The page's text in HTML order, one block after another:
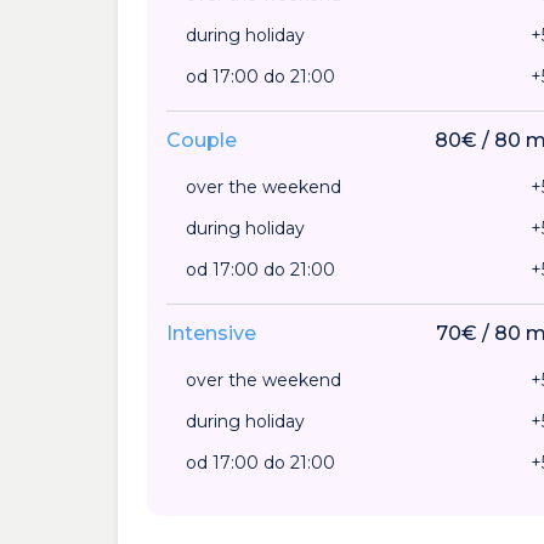
during holiday
+
od 17:00 do 21:00
+
Couple 80€ / 80
over the weekend +
during holiday
+
od 17:00 do 21:00
+
Intensive 70€ / 80
over the weekend +
during holiday
+
od 17:00 do 21:00
+